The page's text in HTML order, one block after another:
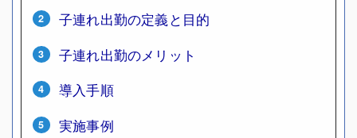
子連れ出勤の定義と目的
子連れ出勤のメリット
導入手順
実施事例